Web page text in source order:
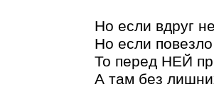
Но если вдруг
Но если
То перед НЕЙ
А там без